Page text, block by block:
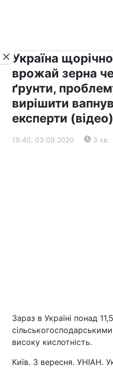
Головна
Україна
врожай зерна
ґрунти,
вирішити
експерти (відео)
19:40, 03.09.2020 3 хв.
Зараз в Україні понад
високу кислотність.
Київ. 3 вересня. УНІАН.